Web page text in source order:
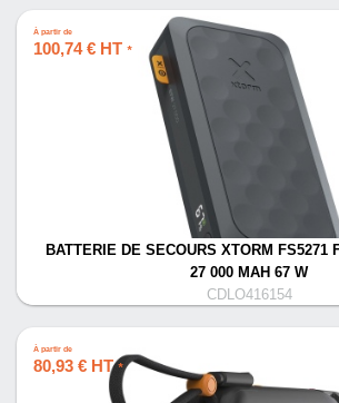
À partir de
100,74 € HT *
BATTERIE DE SECOURS XTORM FS5271
27 000 MAH 67 W
CDLO416154
À partir de
80,93 € HT*